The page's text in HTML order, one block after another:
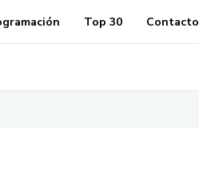
Top 30 Contacto